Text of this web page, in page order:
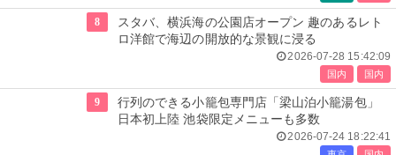
8
スタバ、横浜海の公園店オープン 趣のあるレト
ロ洋館で海辺の開放的な景観に浸る
2026-07-28 15:42:09
国内 国内
9
行列のできる小籠包専門店「梁山泊小籠湯包」
日本初上陸 池袋限定メニューも多数
2026-07-24 18:22:41